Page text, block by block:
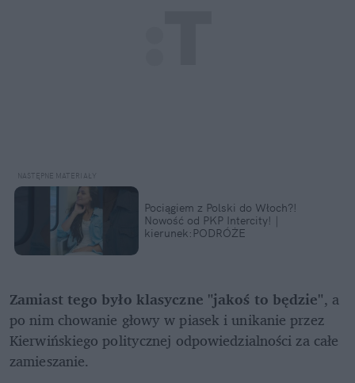
Pociągiem z Polski do Włoch?!
Nowość od PKP Intercity! |
kierunek:PODRÓŻE
Zamiast tego było klasyczne "jakoś to będzie", a
po nim chowanie głowy w piasek i unikanie przez
Kierwińskiego politycznej odpowiedzialności za całe
zamieszanie.